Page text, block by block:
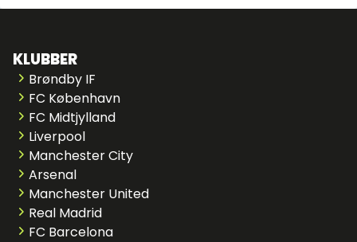
KLUBBER
Brøndby IF
FC København
FC Midtjylland
Liverpool
Manchester City
Arsenal
Manchester United
Real Madrid
FC Barcelona